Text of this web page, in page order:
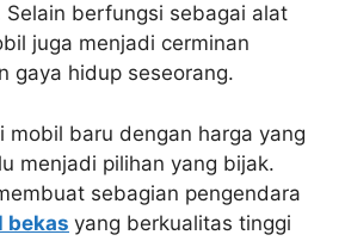
Selain berfungsi sebagai alat
juga menjadi cerminan
gaya hidup seseorang.
mobil baru dengan harga yang
menjadi pilihan yang bijak.
sebagian pengendara
bekas yang berkualitas tinggi